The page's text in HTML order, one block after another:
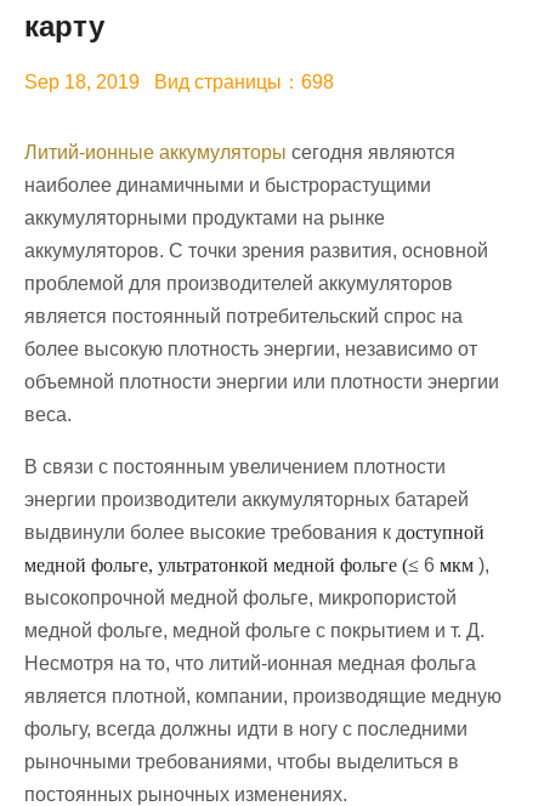
карту
Sep 18, 2019 Вид страницы：698
Литий-ионные аккумуляторы сегодня являются
наиболее динамичными и быстрорастущими
аккумуляторными продуктами на рынке
аккумуляторов. С точки зрения развития, основной
проблемой для производителей аккумуляторов
является постоянный потребительский спрос на
более высокую плотность энергии, независимо от
объемной плотности энергии или плотности энергии
веса.
В связи с постоянным увеличением плотности
энергии производители аккумуляторных батарей
выдвинули более высокие требования к доступной
медной фольге, ультратонкой медной фольге (≤ 6 мкм ),
высокопрочной медной фольге, микропористой
медной фольге, медной фольге с покрытием и т. Д.
Несмотря на то, что литий-ионная медная фольга
является плотной, компании, производящие медную
фольгу, всегда должны идти в ногу с последними
рыночными требованиями, чтобы выделиться в
постоянных рыночных изменениях.